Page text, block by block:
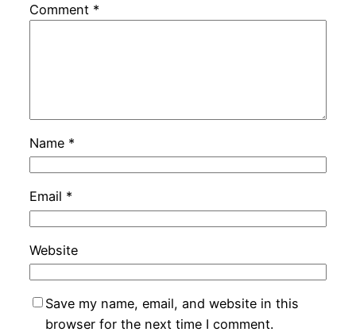
Comment *
Name *
Email *
Website
Save my name, email, and website in this
browser for the next time I comment.